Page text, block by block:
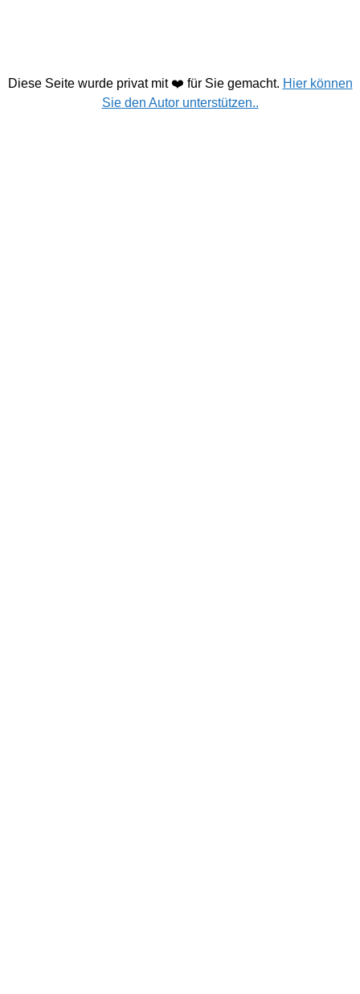
Diese Seite wurde privat mit ❤️ für Sie gemacht. Hier können
Sie den Autor unterstützen..